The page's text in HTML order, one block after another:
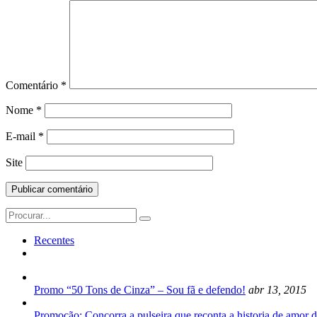
Comentário *
Nome *
E-mail *
Site
Search
for:
Recentes
Promo “50 Tons de Cinza” – Sou fã e defendo! abr 13, 2015